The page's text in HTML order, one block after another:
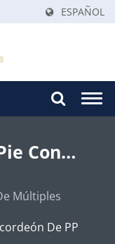
ESPAÑOL
Con
De
Múltiples
De PP